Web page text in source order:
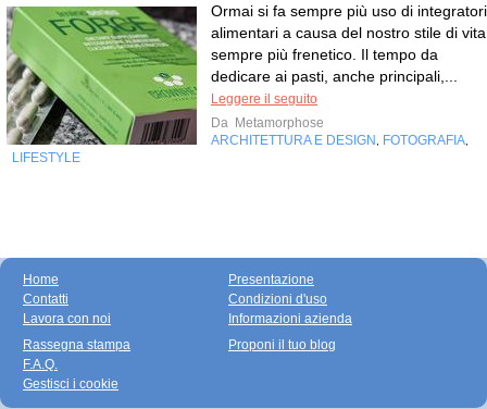
Ormai si fa sempre più uso di integratori
alimentari a causa del nostro stile di vita
sempre più frenetico. Il tempo da
dedicare ai pasti, anche principali,...
Leggere il seguito
Da Metamorphose
ARCHITETTURA E DESIGN
FOTOGRAFIA
LIFESTYLE
Home
Contatti
Lavora con noi
Presentazione
Condizioni d'uso
Informazioni azienda
Rassegna stampa
F.A.Q.
Gestisci i cookie
Proponi il tuo blog